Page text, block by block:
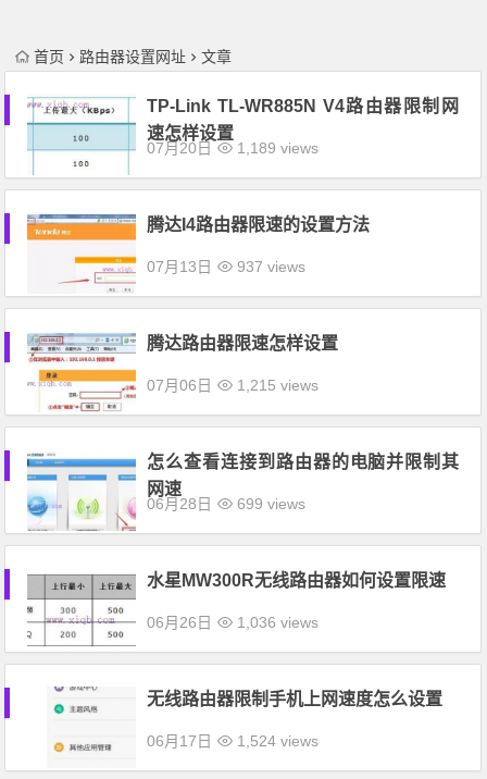
首页 路由器设置网址 文章
TP-Link TL-WR885N V4路由器限制网
速怎样设置
07月20日 1,189 views
腾达I4路由器限速的设置方法
07月13日 937 views
腾达路由器限速怎样设置
07月06日 1,215 views
怎么查看连接到路由器的电脑并限制其
网速
06月28日 699 views
水星MW300R无线路由器如何设置限速
06月26日 1,036 views
无线路由器限制手机上网速度怎么设置
06月17日 1,524 views